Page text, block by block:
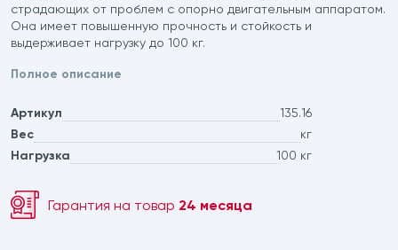
страдающих от проблем с опорно двигательным аппаратом.
Она имеет повышенную прочность и стойкость и
выдерживает нагрузку до 100 кг.
Полное описание
Артикул 135.16
Вес кг
Нагрузка 100 кг
Гарантия на товар 24 месяца